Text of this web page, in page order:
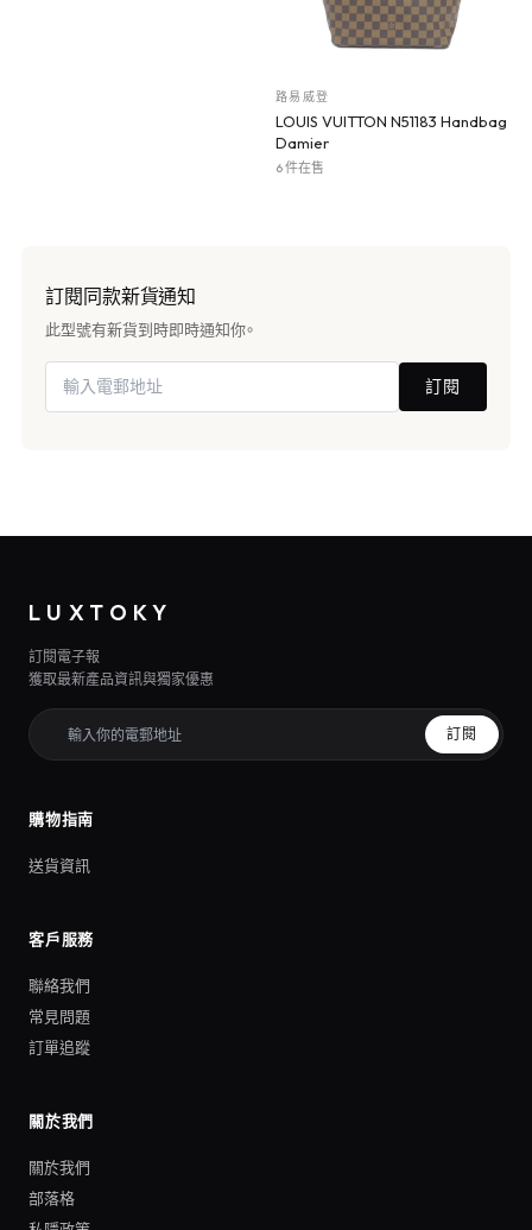
路易威登
LOUIS VUITTON N51183 Handbag
Damier
6 件在售
訂閱同款新貨通知
此型號有新貨到時即時通知你。
訂閱
LUXTOKY
訂閱電子報
獲取最新產品資訊與獨家優惠
訂閱
購物指南
送貨資訊
客戶服務
聯絡我們
常見問題
訂單追蹤
關於我們
關於我們
部落格